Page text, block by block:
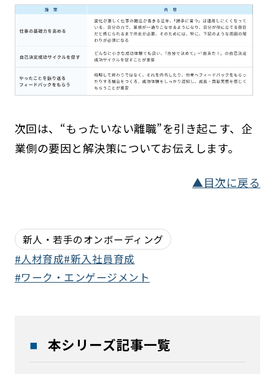
次回は、“もったいない離職”を引き起こす、企
業側の要因と解決策についてお伝えします。
▲目次に戻る
新人・若手のオンボーディング
人材育成 新入社員育成
ワーク・エンゲージメント
本シリーズ記事一覧